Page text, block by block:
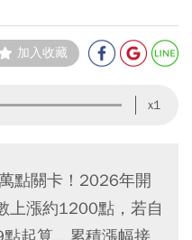
加入收藏
x1
點關卡！2026年開
上漲約1200點，若自